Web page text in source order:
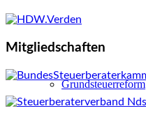
Grundsteuerreform
Mitgliedschaften